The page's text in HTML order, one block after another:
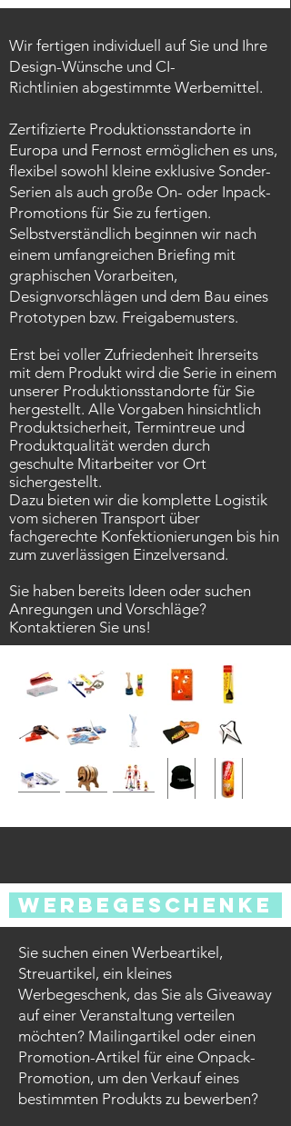
Wir fertigen individuell auf Sie und Ihre
Design-Wünsche und CI-
Richtlinien abgestimmte Werbemittel.
Zertifizierte Produktionsstandorte in
Europa und Fernost ermöglichen es uns,
flexibel sowohl kleine exklusive Sonder-
Serien als auch große On- oder Inpack-
Promotions für Sie zu fertigen.
Selbstverständlich beginnen wir nach
einem umfangreichen Briefing mit
graphischen Vorarbeiten,
Designvorschlägen und dem Bau eines
Prototypen bzw. Freigabemusters.
Erst bei voller Zufriedenheit Ihrerseits
mit dem Produkt wird die Serie in einem
unserer Produktionsstandorte für Sie
hergestellt. Alle Vorgaben hinsichtlich
Produktsicherheit, Termintreue und
Produktqualität werden durch
geschulte Mitarbeiter vor Ort
sichergestellt.
Dazu bieten wir die komplette Logistik
vom sicheren Transport über
fachgerechte Konfektionierungen bis hin
zum zuverlässigen Einzelversand.
Sie haben bereits Ideen oder suchen
Anregungen und Vorschläge?
Kontaktieren Sie uns!
werbegeschenke
Sie suchen einen Werbeartikel,
Streuartikel, ein kleines
Werbegeschenk, das Sie als Giveaway
auf einer Veranstaltung verteilen
möchten? Mailingartikel oder einen
Promotion-Artikel für eine Onpack-
Promotion, um den Verkauf eines
bestimmten Produkts zu bewerben?